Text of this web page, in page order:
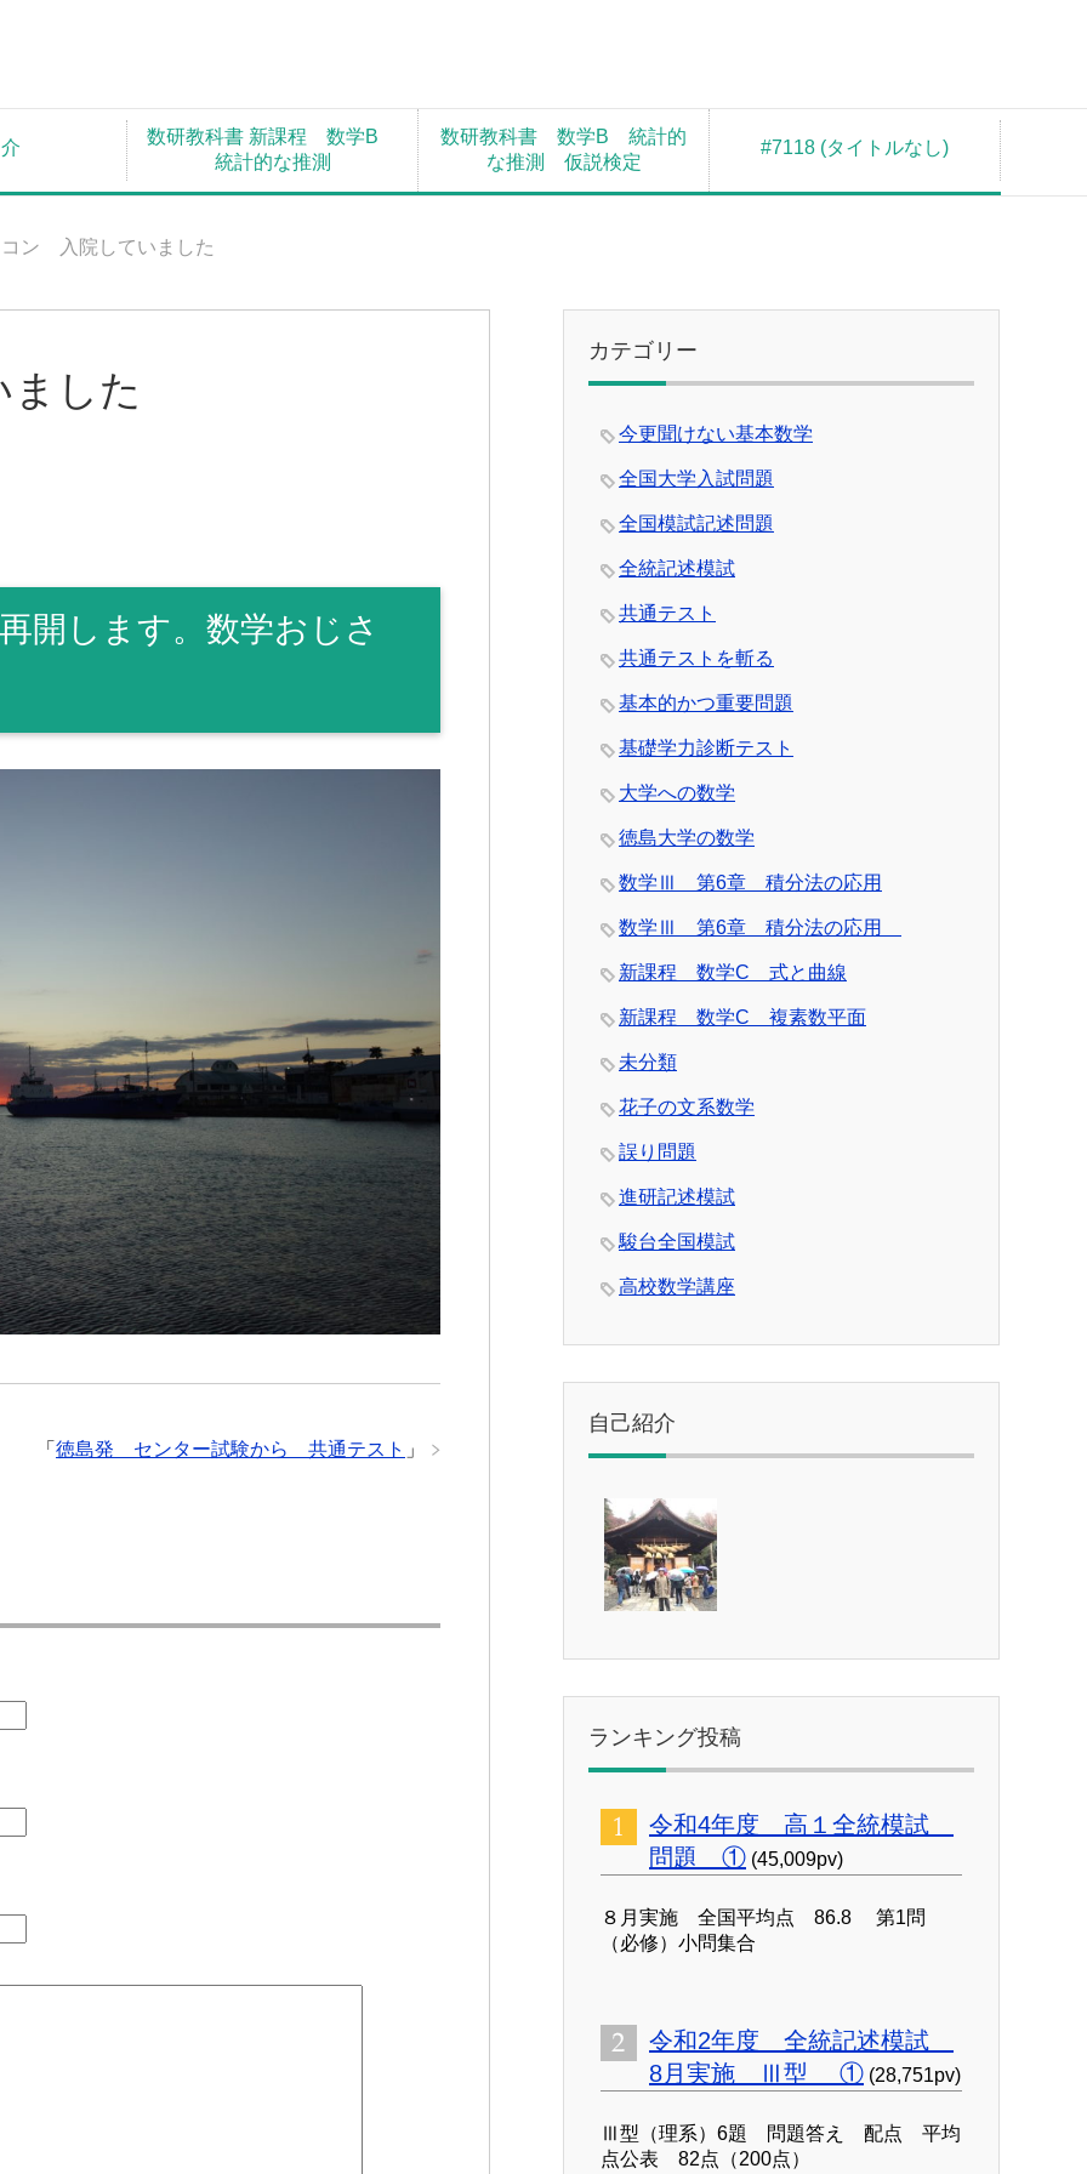
数研教科書 新課程 数学B
統計的な推測
数研教科書 数学B 統計的
な推測 仮説検定
#7118 (タイトルなし)
ン 入院していました
した
開します。数学おじさ
「 徳島発 センター試験から 共通テスト 」
カテゴリー
今更聞けない基本数学
全国大学入試問題
全国模試記述問題
全統記述模試
共通テスト
共通テストを斬る
基本的かつ重要問題
基礎学力診断テスト
大学への数学
徳島大学の数学
数学Ⅲ 第6章 積分法の応用
数学Ⅲ 第6章 積分法の応用
新課程 数学C 式と曲線
新課程 数学C 複素数平面
未分類
花子の文系数学
誤り問題
進研記述模試
駿台全国模試
高校数学講座
自己紹介
ランキング投稿
令和4年度 高１全統模試
問題 ① (45,009pv)
８月実施 全国平均点 86.8 第1問
（必修）小問集合
令和2年度 全統記述模試
8月実施 Ⅲ型 ① (28,751pv)
Ⅲ型（理系）6題 問題答え 配点 平均
点公表 82点（200点）